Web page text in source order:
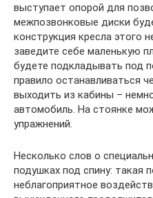
выступает опорой для
межпозвонковые диски
конструкция кресла этого
заведите себе маленькую
будете подкладывать под
правило останавливаться
выходить из кабины –
автомобиль. На стоянке
упражнений.
Несколько слов о
подушках под спину: такая
неблагоприятное